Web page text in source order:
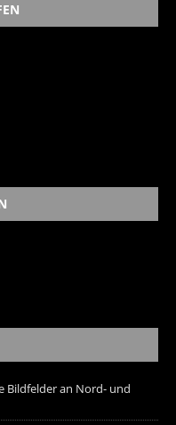
Bildfelder an Nord- und